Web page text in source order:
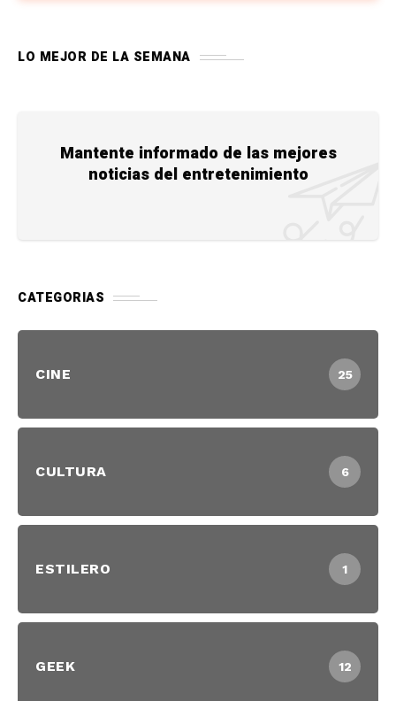
LO MEJOR DE LA SEMANA
Mantente informado de las mejores
noticias del entretenimiento
CATEGORIAS
CINE 25
CULTURA 6
ESTILERO 1
GEEK 12